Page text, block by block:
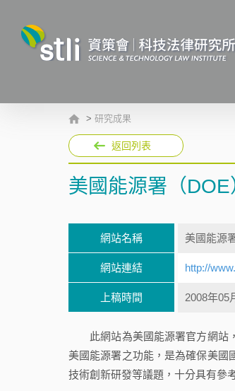
> 研究成果
返回列表
美國能源署（DOE
網站名稱 美國能源
網站連結 http://
上稿時間 2008年05
此網站為美國能源署官方網站，
美國能源署之功能，是為確保美國
技術創新研發等議題，十分具有參